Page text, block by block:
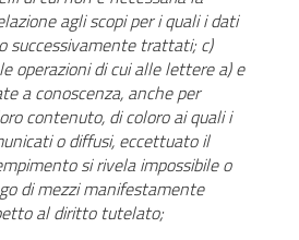
agli scopi per i quali i dati
successivamente trattati; c)
operazioni di cui alle lettere a) e
a conoscenza, anche per
contenuto, di coloro ai quali i
o diffusi, eccettuato il
si rivela impossibile o
di mezzi manifestamente
al diritto tutelato;